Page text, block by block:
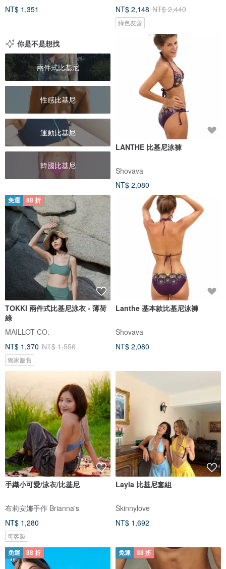
NT$ 1,351
NT$ 2,148 NT$ 2,440
綠色友善
你是不是想找
兩件式比基尼
性感比基尼
運動比基尼
韓國比基尼
LANTHE 比基尼泳褲
Shovava
NT$ 2,080
免運 88 折
TOKKI 兩件式比基尼泳衣 - 薄荷
綠
MAILLOT CO.
NT$ 1,370 NT$ 1,556
獨家販售
Lanthe 基本款比基尼泳褲
Shovava
NT$ 2,080
手織小可愛/泳衣/比基尼
布莉安娜手作 Brianna's
NT$ 1,280
可客製
Layla 比基尼套組
Skinnylove
NT$ 1,692
免運 88 折 免運 88 折